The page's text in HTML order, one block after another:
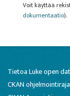
Voit käyttää
dokumentaatio).
Tietoa Luke open
CKAN